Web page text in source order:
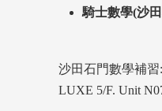
騎士數學(沙
沙田石門數學補
LUXE 5/F. Unit